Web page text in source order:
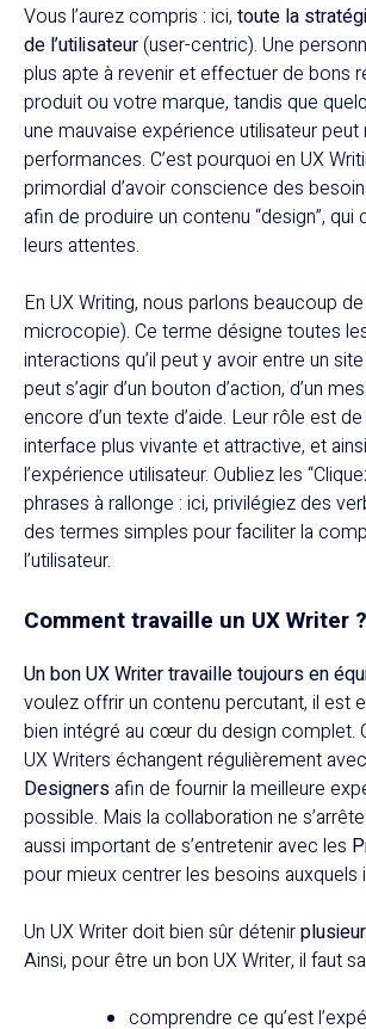
Vous l’aurez compris : ici, toute la
de l’utilisateur(user-centric). Une
plus apte à revenir et effectuer de bons
produit ou votre marque, tandis que
une mauvaise expérience utilisateur peut
performances. C’est pourquoi en UX
primordial d’avoir conscience des
afin de produire un contenu “design”,
leurs attentes.
En UX Writing, nous parlons beaucoup de
microcopie). Ce terme désigne toutes
interactions qu’il peut y avoir entre un site
peut s’agir d’un bouton d’action, d’un
encore d’un texte d’aide. Leur rôle est
interface plus vivante et attractive, et
l’expérience utilisateur. Oubliez les
phrases à rallonge : ici, privilégiez des
des termes simples pour faciliter la
l’utilisateur.
Comment travaille un UX Writer ?
Un bon UX Writer travaille toujours en
voulez offrir un contenu percutant, il est
bien intégré au cœur du design complet.
UX Writers échangent régulièrement
Designers afin de fournir la meilleure
possible. Mais la collaboration ne
aussi important de s’entretenir avec les
pour mieux centrer les besoins auxquels
Un UX Writer doit bien sûr détenir
Ainsi, pour être un bon UX Writer, il faut
comprendre ce qu’est